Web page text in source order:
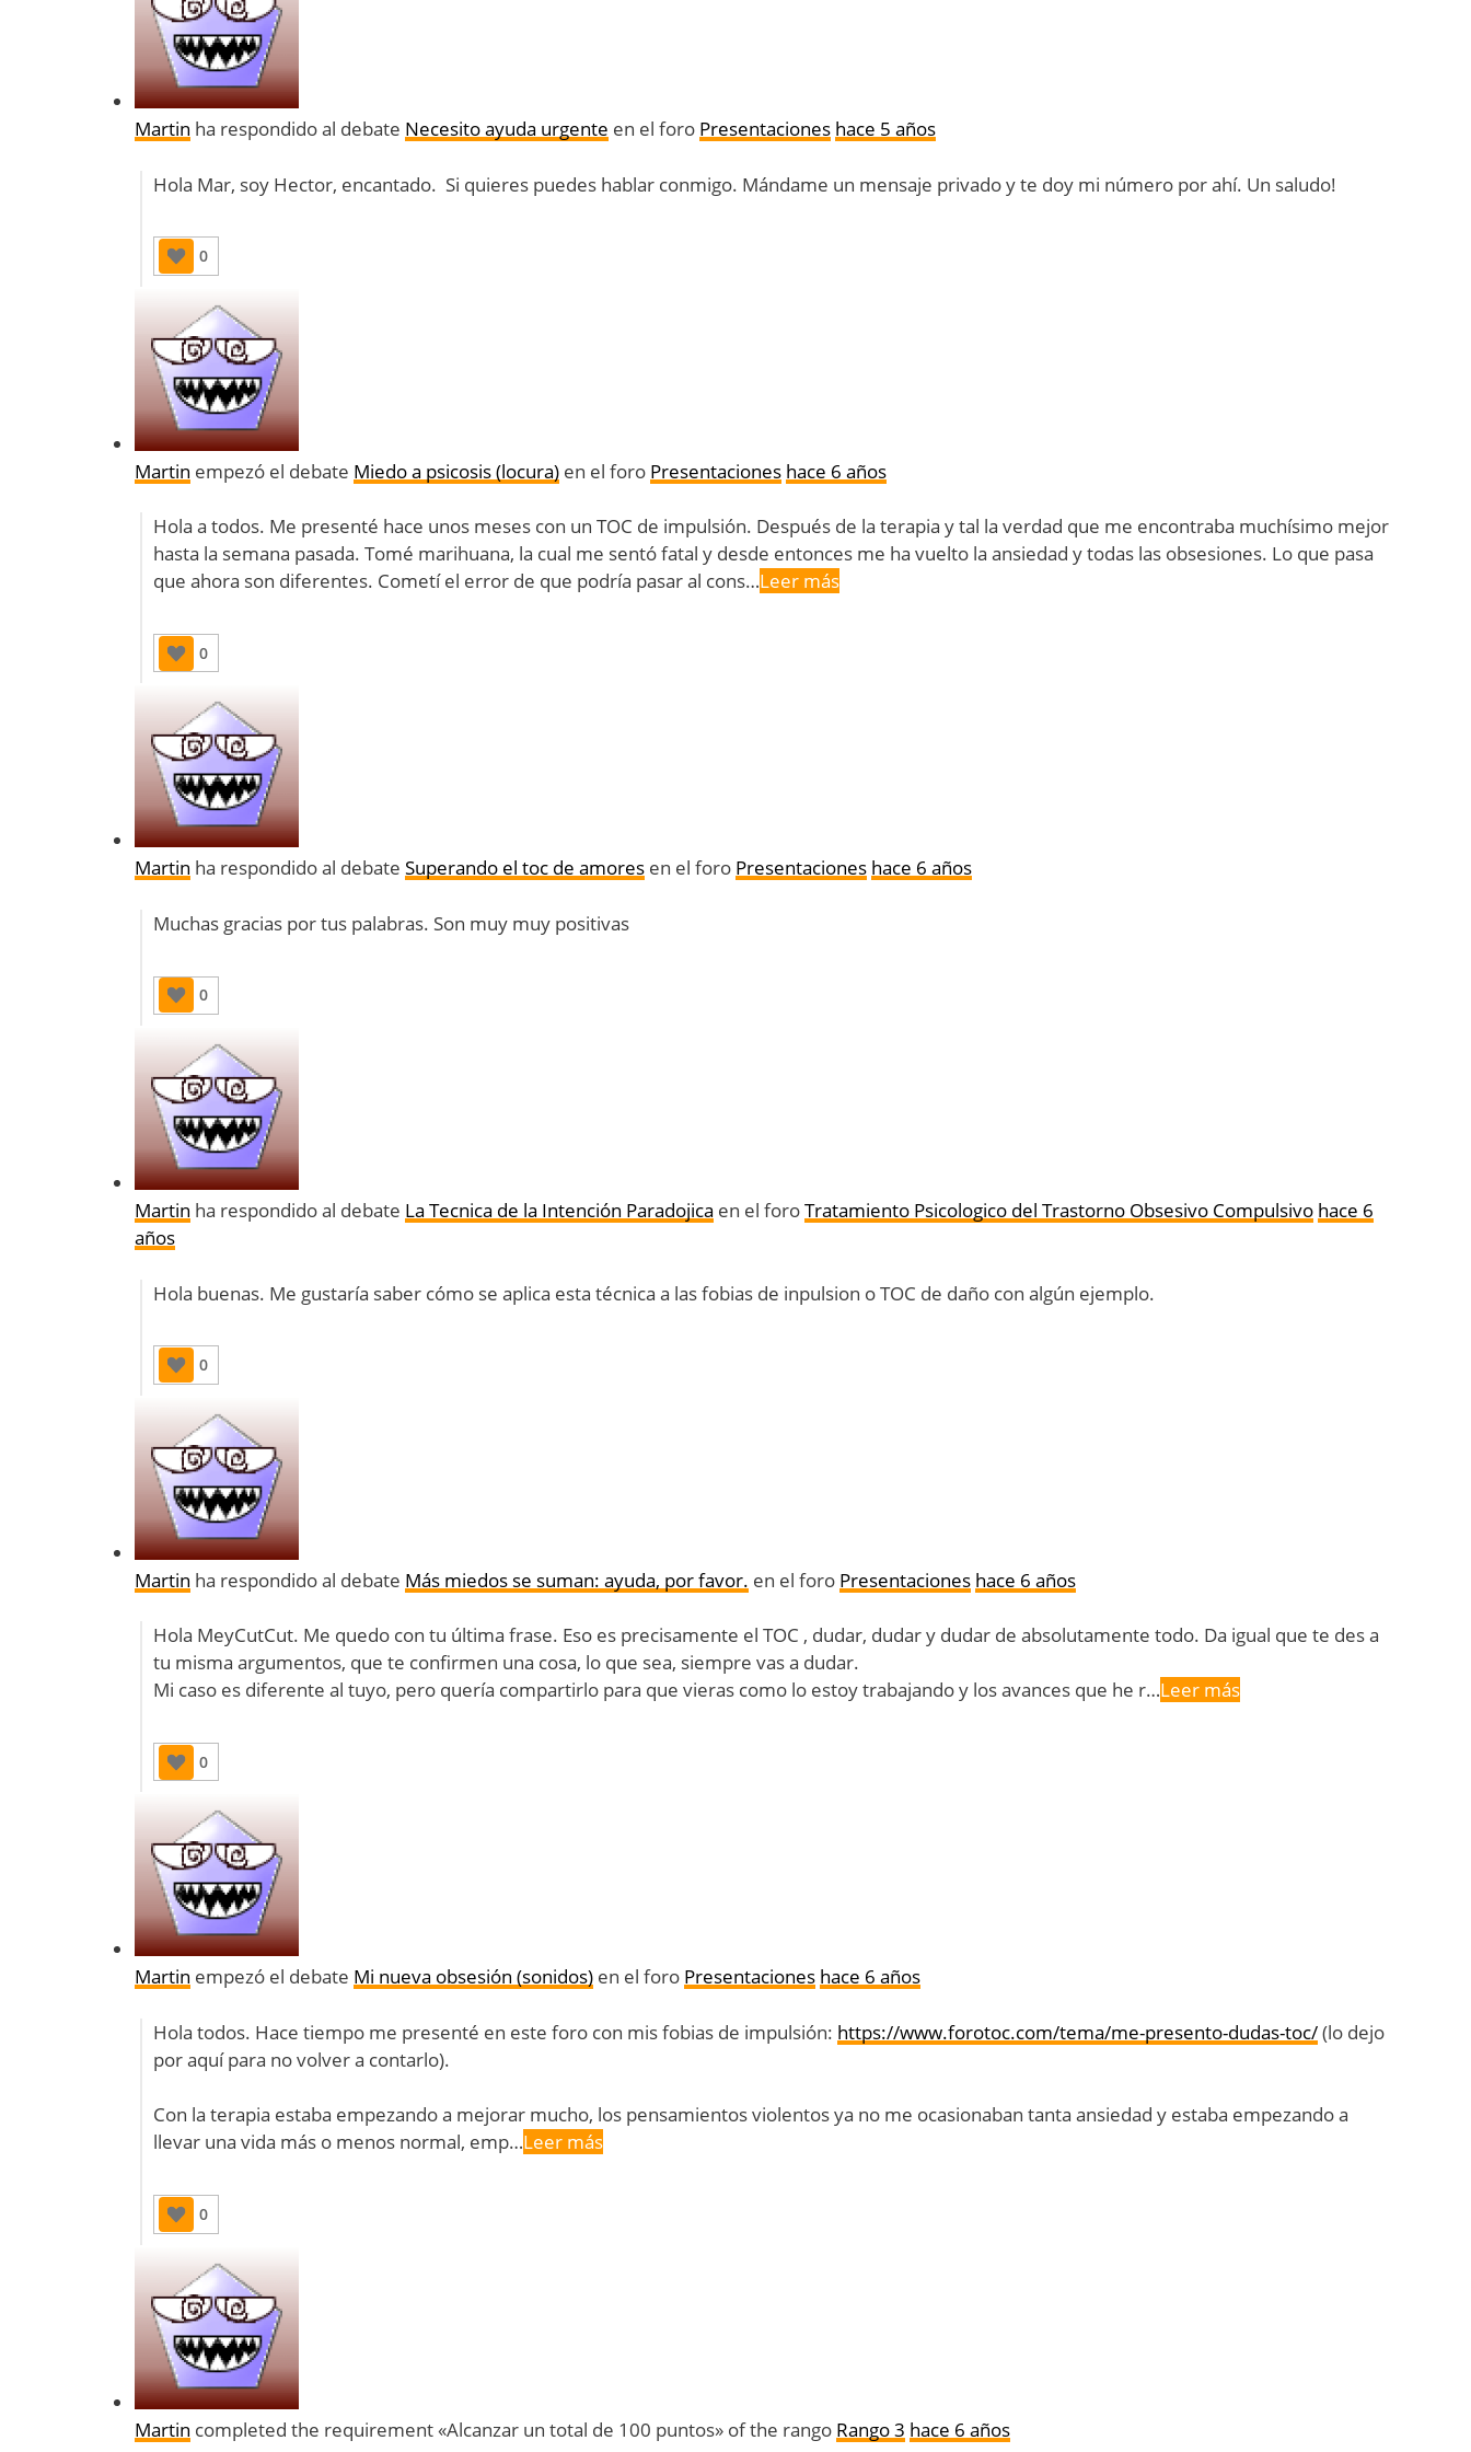
Martin ha respondido al debate Necesito ayuda urgente en el foro Presentaciones hace 5 años
Hola Mar, soy Hector, encantado. Si quieres puedes hablar conmigo. Mándame un mensaje privado y te doy mi número por ahí. Un saludo!
0
Martin empezó el debate Miedo a psicosis (locura) en el foro Presentaciones hace 6 años
Hola a todos. Me presenté hace unos meses con un TOC de impulsión. Después de la terapia y tal la verdad que me encontraba muchísimo mejor
hasta la semana pasada. Tomé marihuana, la cual me sentó fatal y desde entonces me ha vuelto la ansiedad y todas las obsesiones. Lo que pasa
que ahora son diferentes. Cometí el error de que podría pasar al cons…Leer más
0
Martin ha respondido al debate Superando el toc de amores en el foro Presentaciones hace 6 años
Muchas gracias por tus palabras. Son muy muy positivas
0
Martin ha respondido al debate La Tecnica de la Intención Paradojica en el foroTratamiento Psicologico del Trastorno Obsesivo Compulsivo hace 6
años
Hola buenas. Me gustaría saber cómo se aplica esta técnica a las fobias de inpulsion o TOC de daño con algún ejemplo.
0
Martin ha respondido al debate Más miedos se suman: ayuda, por favor. en el foro Presentaciones hace 6 años
Hola MeyCutCut. Me quedo con tu última frase. Eso es precisamente el TOC , dudar, dudar y dudar de absolutamente todo. Da igual que te des a
tu misma argumentos, que te confirmen una cosa, lo que sea, siempre vas a dudar.
Mi caso es diferente al tuyo, pero quería compartirlo para que vieras como lo estoy trabajando y los avances que he r…Leer más
0
Martin empezó el debate Mi nueva obsesión (sonidos) en el foro Presentaciones hace 6 años
Hola todos. Hace tiempo me presenté en este foro con mis fobias de impulsión: https://www.forotoc.com/tema/me-presento-dudas-toc/(lo dejo
por aquí para no volver a contarlo).
Con la terapia estaba empezando a mejorar mucho, los pensamientos violentos ya no me ocasionaban tanta ansiedad y estaba empezando a
llevar una vida más o menos normal, emp…Leer más
0
Martin completed the requirement «Alcanzar un total de 100 puntos» of the rango Rango 3 hace 6 años